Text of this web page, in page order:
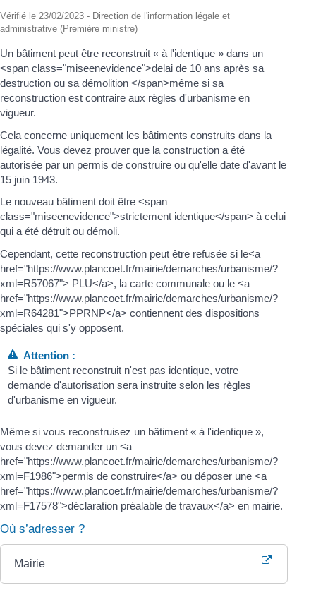
Vérifié le 23/02/2023 - Direction de l'information légale et
administrative (Première ministre)
Un bâtiment peut être reconstruit « à l'identique » dans un
<span class="miseenevidence">delai de 10 ans après sa
destruction ou sa démolition </span>même si sa
reconstruction est contraire aux règles d'urbanisme en
vigueur.
Cela concerne uniquement les bâtiments construits dans la
légalité. Vous devez prouver que la construction a été
autorisée par un permis de construire ou qu'elle date d'avant le
15 juin 1943.
Le nouveau bâtiment doit être <span
class="miseenevidence">strictement identique</span> à celui
qui a été détruit ou démoli.
Cependant, cette reconstruction peut être refusée si le<a
href="https://www.plancoet.fr/mairie/demarches/urbanisme/?
xml=R57067"> PLU</a>, la carte communale ou le <a
href="https://www.plancoet.fr/mairie/demarches/urbanisme/?
xml=R64281">PPRNP</a> contiennent des dispositions
spéciales qui s'y opposent.
Attention :
Si le bâtiment reconstruit n'est pas identique, votre
demande d'autorisation sera instruite selon les règles
d'urbanisme en vigueur.
Même si vous reconstruisez un bâtiment « à l'identique »,
vous devez demander un <a
href="https://www.plancoet.fr/mairie/demarches/urbanisme/?
xml=F1986">permis de construire</a> ou déposer une <a
href="https://www.plancoet.fr/mairie/demarches/urbanisme/?
xml=F17578">déclaration préalable de travaux</a> en mairie.
Où s’adresser ?
Mairie